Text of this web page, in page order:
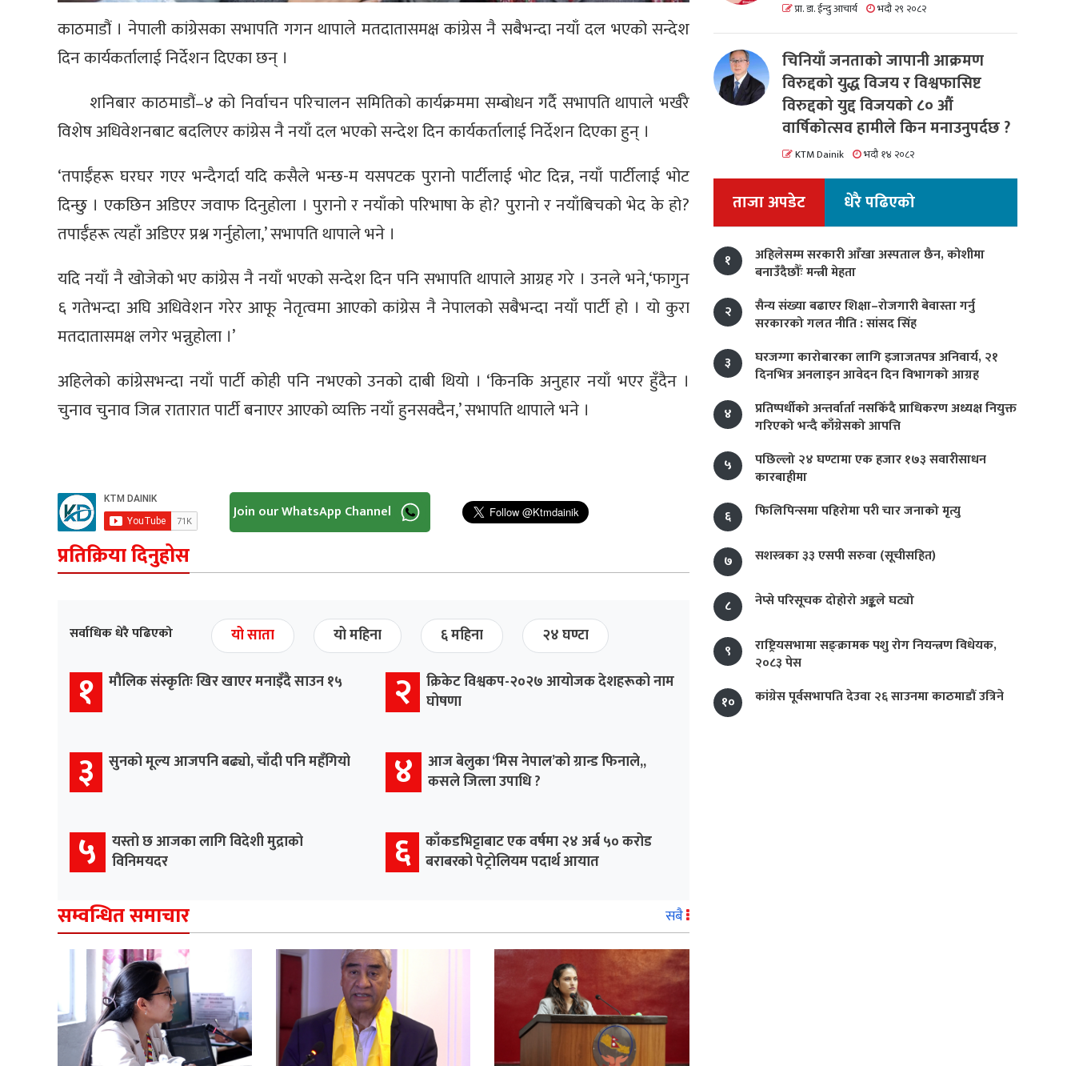
काठमाडौं । नेपाली कांग्रेसका सभापति गगन थापाले मतदातासमक्ष कांग्रेस नै सबैभन्दा नयाँ दल भएको सन्देश
दिन कार्यकर्तालाई निर्देशन दिएका छन् ।
शनिबार काठमाडौं–४ को निर्वाचन परिचालन समितिको कार्यक्रममा सम्बोधन गर्दै सभापति थापाले भर्खरै
विशेष अधिवेशनबाट बदलिएर कांग्रेस नै नयाँ दल भएको सन्देश दिन कार्यकर्तालाई निर्देशन दिएका हुन् ।
‘तपाईँहरू घरघर गएर भन्दैगर्दा यदि कसैले भन्छ-म यसपटक पुरानो पार्टीलाई भोट दिन्न, नयाँ पार्टीलाई भोट
दिन्छु । एकछिन अडिएर जवाफ दिनुहोला । पुरानो र नयाँको परिभाषा के हो? पुरानो र नयाँबिचको भेद के हो?
तपाईँहरू त्यहाँ अडिएर प्रश्न गर्नुहोला,’ सभापति थापाले भने ।
यदि नयाँ नै खोजेको भए कांग्रेस नै नयाँ भएको सन्देश दिन पनि सभापति थापाले आग्रह गरे । उनले भने,‘फागुन
६ गतेभन्दा अघि अधिवेशन गरेर आफू नेतृत्वमा आएको कांग्रेस नै नेपालको सबैभन्दा नयाँ पार्टी हो । यो कुरा
मतदातासमक्ष लगेर भन्नुहोला ।’
अहिलेको कांग्रेसभन्दा नयाँ पार्टी कोही पनि नभएको उनको दाबी थियो । ‘किनकि अनुहार नयाँ भएर हुँदैन ।
चुनाव चुनाव जित्न रातारात पार्टी बनाएर आएको व्यक्ति नयाँ हुनसक्दैन,’ सभापति थापाले भने ।
Join our WhatsApp Channel
प्रतिक्रिया दिनुहोस
सर्वाधिक धेरै पढिएको यो साता यो महिना ६ महिना २४ घण्टा
१ मौलिक संस्कृतिः खिर खाएर मनाइँदै साउन १५ २
क्रिकेट विश्वकप-२०२७ आयोजक देशहरूको नाम
घोषणा
३ सुनको मूल्य आजपनि बढ्यो, चाँदी पनि महँगियो ४
आज बेलुका ‘मिस नेपाल’को ग्रान्ड फिनाले,,
कसले जित्ला उपाधि ?
५
यस्तो छ आजका लागि विदेशी मुद्राको
विनिमयदर
६ काँकडभिट्टाबाट एक वर्षमा २४ अर्ब ५० करोड
बराबरको पेट्रोलियम पदार्थ आयात
सम्वन्धित समाचार सबै
प्रा. डा. ईन्दु आचार्य भदौ २९ २०८२
चिनियाँ जनताको जापानी आक्रमण
विरुद्दको युद्ध विजय र विश्वफासिष्ट
विरुद्दको युद्द विजयको ८० औं
वार्षिकोत्सव हामीले किन मनाउनुपर्दछ ?
KTM Dainik भदौ १४ २०८२
ताजा अपडेट धेरै पढिएको
१
अहिलेसम्म सरकारी आँखा अस्पताल छैन, कोशीमा
बनाउँदैछौँः मन्त्री मेहता
२
सैन्य संख्या बढाएर शिक्षा–रोजगारी बेवास्ता गर्नु
सरकारको गलत नीति : सांसद सिंह
३
घरजग्गा कारोबारका लागि इजाजतपत्र अनिवार्य, २१
दिनभित्र अनलाइन आवेदन दिन विभागको आग्रह
४
प्रतिष्पर्धीको अन्तर्वार्ता नसकिँदै प्राधिकरण अध्यक्ष नियुक्त
गरिएको भन्दै काँग्रेसको आपत्ति
५
पछिल्लो २४ घण्टामा एक हजार १७३ सवारीसाधन
कारबाहीमा
६
फिलिपिन्समा पहिरोमा परी चार जनाको मृत्यु
७ सशस्त्रका ३३ एसपी सरुवा (सूचीसहित)
८ नेप्से परिसूचक दोहोरो अङ्कले घट्यो
९
राष्ट्रियसभामा सङ्क्रामक पशु रोग नियन्त्रण विधेयक,
२०८३ पेस
१०
कांग्रेस पूर्वसभापति देउवा २६ साउनमा काठमाडौं उत्रिने